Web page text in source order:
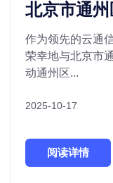
北京市通
作为领先的云通
荣幸地与北京市
动通州区...
2025-10-17
阅读详情